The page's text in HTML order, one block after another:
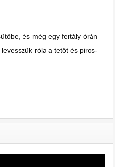
és még egy fertály órán
róla a tetőt és piros-